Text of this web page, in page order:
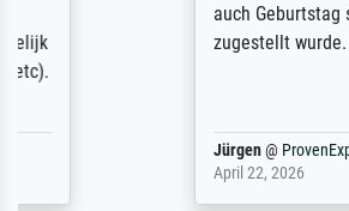
auch Geburtstag sein) doch
zugestellt wurde.
ProvenExpert